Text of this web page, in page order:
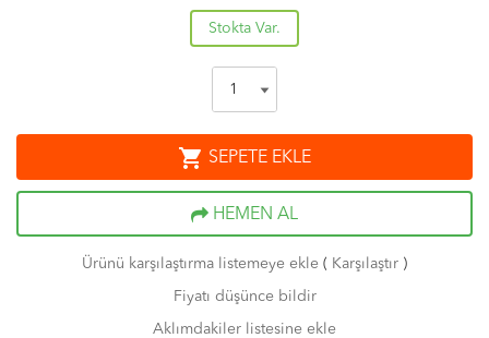
Stokta Var.
shopping_cart SEPETE EKLE
HEMEN AL
Ürünü karşılaştırma listemeye ekle ( Karşılaştır )
Fiyatı düşünce bildir
Aklımdakiler listesine ekle